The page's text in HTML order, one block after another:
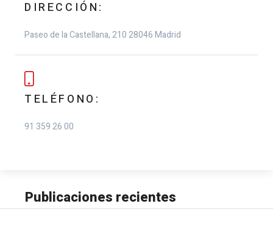
DIRECCIÓN:
Paseo de la Castellana, 21028046 Madrid
TELÉFONO:
91 359 26 00
Publicaciones recientes